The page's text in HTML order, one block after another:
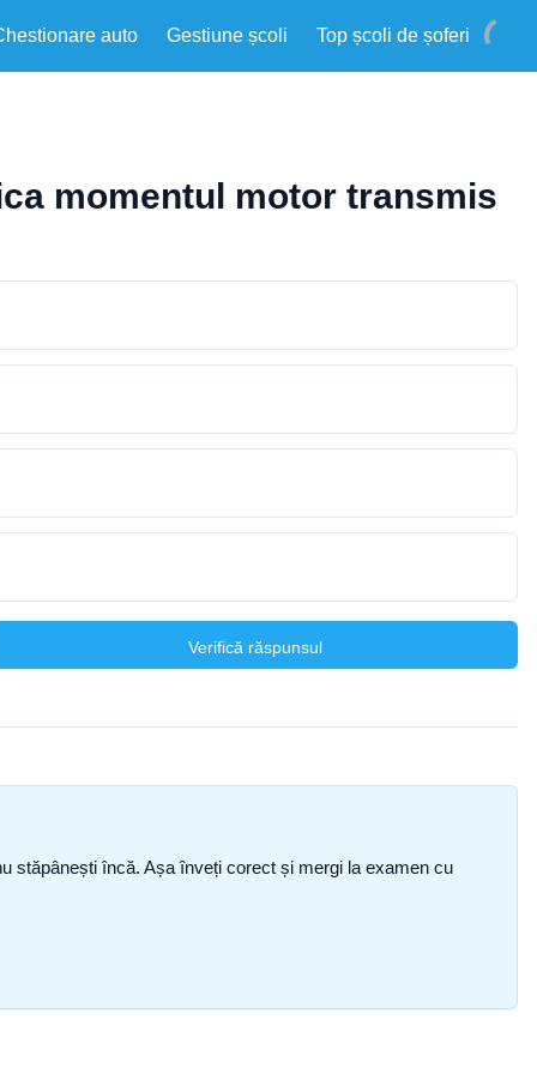
auto Gestiune școli Top școli de șoferi
momentul motor transmis
Verifică răspunsul
stăpânești încă. Așa înveți corect și mergi la examen cu